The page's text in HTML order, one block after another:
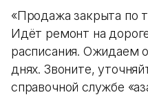
«Продажа закрыта по
Идёт ремонт на
расписания. Ожидаем
днях. Звоните,
справочной службе